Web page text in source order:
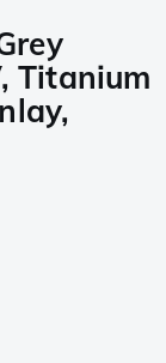
Titanium